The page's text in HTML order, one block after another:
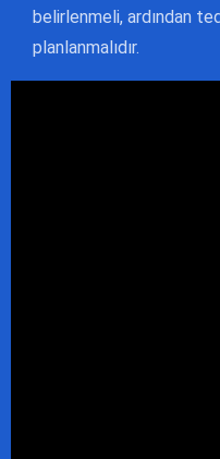
belirlenmeli, ardından
planlanmalıdır.